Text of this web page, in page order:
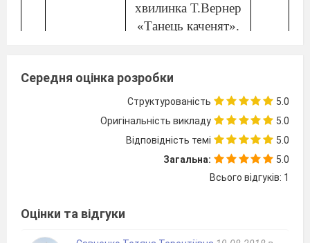
хвилинка Т.Вернер
«Танець каченят».
Поспівки: «Зозуля»,
«Каркнув крук»
Я вулицею
Пісня.
Р.Наконечний,
О.Шевченко «В
гості до бабусі» з
Середня оцінка розробки
Структурованість
5.0
Оригінальність викладу
5.0
Відповідність темі
5.0
Загальна:
5.0
Всього відгуків: 1
Оцінки та відгуки